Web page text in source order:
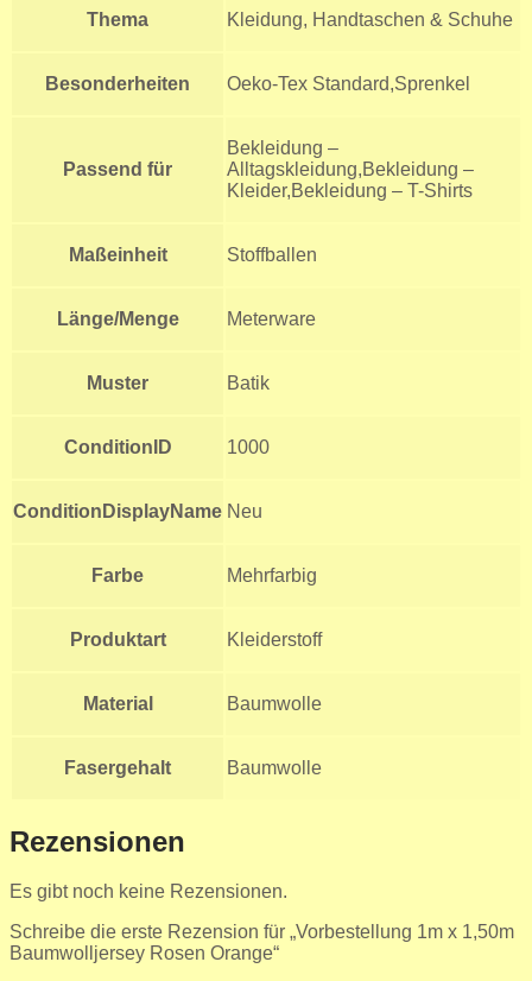
Thema Kleidung, Handtaschen & Schuhe
Besonderheiten Oeko-Tex Standard,Sprenkel
Passend für
Bekleidung –
Alltagskleidung,Bekleidung –
Kleider,Bekleidung – T-Shirts
Maßeinheit Stoffballen
Länge/Menge Meterware
Muster Batik
ConditionID 1000
ConditionDisplayName Neu
Farbe Mehrfarbig
Produktart Kleiderstoff
Material Baumwolle
Fasergehalt Baumwolle
Rezensionen
Es gibt noch keine Rezensionen.
Schreibe die erste Rezension für „Vorbestellung 1m x 1,50m
Baumwolljersey Rosen Orange“